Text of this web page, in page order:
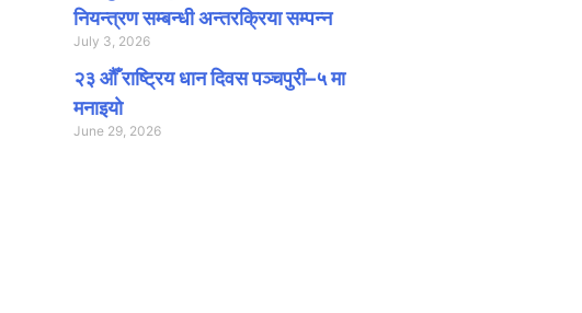
नियन्त्रण सम्बन्धी अन्तरक्रिया सम्पन्न
July 3, 2026
२३ औँ राष्ट्रिय धान दिवस पञ्चपुरी–५ मा
मनाइयाे
June 29, 2026